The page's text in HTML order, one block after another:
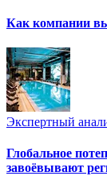
Как компании
Экспертный
Глобальное
завоёвывают